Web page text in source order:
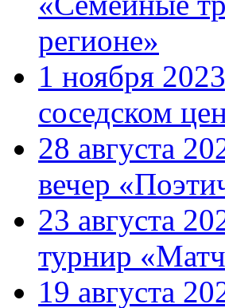
регионе»
1 ноября
соседском
28 августа
вечер
23 августа
турнир
19 августа